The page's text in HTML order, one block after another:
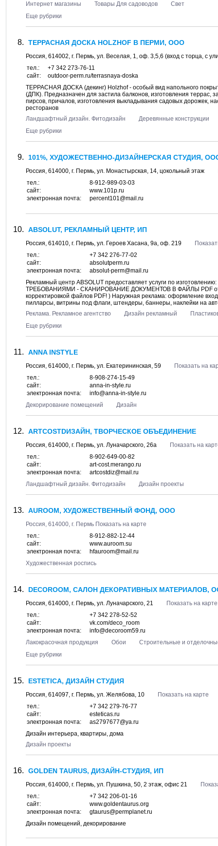
Интернет магазины
Товары Для садоводов
Свет
Еще рубрики
ТЕРРАСНАЯ ДОСКА HOLZHOF В ПЕРМИ, ООО
Россия, 614002, г. Пермь, ул. Веселая, 1, оф. 3,5,6 (вход с торца, с
тел.:
+7 342 273-76-11
сайт:
outdoor-perm.ru/terrasnaya-doska
ТЕРРАСНАЯ ДОСКА (декинг) Holzhof - особый вид напольного
(ДПК). Предназначен для застила балконов, изготовления террас,
пирсов, причалов, изготовления выкладывания садовых дорожек,
рeсторанов
Ландшафтный дизайн. Фитодизайн
Деревянные конструкции
Еще рубрики
101%, ХУДОЖЕСТВЕННО-ДИЗАЙНЕРСКАЯ СТУДИЯ,
Россия, 614000, г. Пермь, ул. Монастырская, 14, цокольный этаж
тел.:
8-912-989-03-03
сайт:
www.101p.ru
электронная почта:
percent101@mail.ru
ABSOLUT, РЕКЛАМНЫЙ ЦЕНТР, ИП
Россия, 614010, г. Пермь, ул. Героев Хасана, 9а, оф. 219
тел.:
+7 342 276-77-02
сайт:
absolutperm.ru
электронная почта:
absolut-perm@mail.ru
Рекламный центр ABSOLUT предоставляет услуги по
ТРЕБОВАНИЯМИ - СКАНИРОВАНИЕ ДОКУМЕНТОВ В ФАЙЛЫ PDF от 2
корректировкой файлов PDF! ) Наружная реклама: оформление
пилларсы, витрины под флаги, штендеры, баннеры, наклейки на
Реклама. Рекламное агентство
Дизайн рекламный
Еще рубрики
ANNA INSTYLE
Россия, 614000, г. Пермь, ул. Екатерининская, 59
Показать на
тел.:
8-908-274-15-49
сайт:
anna-in-style.ru
электронная почта:
info@anna-in-style.ru
Декорирование помещений
Дизайн
ARTCOSTDИЗАЙН, ТВОРЧЕСКОЕ ОБЪЕДИНЕНИЕ
Россия, 614000, г. Пермь, ул. Луначарского, 26а
Показать на
тел.:
8-902-649-00-82
сайт:
art-cost.merango.ru
электронная почта:
artcostdiz@mail.ru
Ландшафтный дизайн. Фитодизайн
Дизайн проекты
AUROOM, ХУДОЖЕСТВЕННЫЙ ФОНД, ООО
Россия, 614000, г. Пермь Показать на карте
тел.:
8-912-882-12-44
сайт:
www.auroom.su
электронная почта:
hfauroom@mail.ru
Художественная роспись
DECOROOM, САЛОН ДЕКОРАТИВНЫХ МАТЕРИАЛОВ,
Россия, 614000, г. Пермь, ул. Луначарского, 21
Показать на карте
тел.:
+7 342 278-52-52
сайт:
vk.com/deco_room
электронная почта:
info@decoroom59.ru
Лакокрасочная продукция
Обои
Строительные и
Еще рубрики
ESTETICA, ДИЗАЙН СТУДИЯ
Россия, 614097, г. Пермь, ул. Желябова, 10
Показать на карте
тел.:
+7 342 279-76-77
сайт:
esteticas.ru
электронная почта:
as2797677@ya.ru
Дизайн интерьера, квартиры, дома
Дизайн проекты
GOLDEN TAURUS, ДИЗАЙН-СТУДИЯ, ИП
Россия, 614000, г. Пермь, ул. Пушкина, 50, 2 этаж, офис 21
тел.:
+7 342 206-01-16
сайт:
www.goldentaurus.org
электронная почта:
gtaurus@permplanet.ru
Дизайн помещений, декорирование